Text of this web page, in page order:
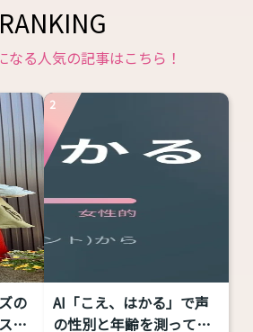
RANKING
なる人気の記事はこちら！
の
メ
2
AI「こえ、はかる」で声
の性別と年齢を測ってみ